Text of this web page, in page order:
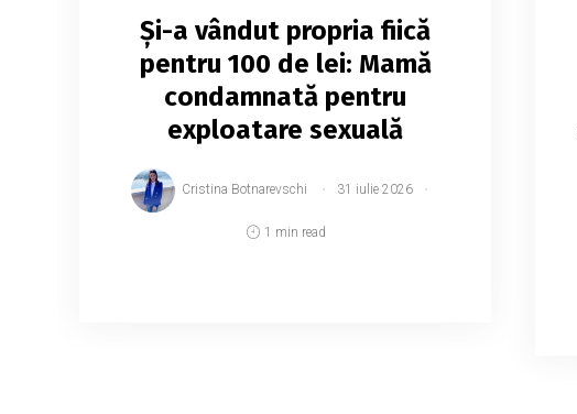
Și-a vândut propria fiică
pentru 100 de lei: Mamă
condamnată pentru
exploatare sexuală
Cristina Botnarevschi 31 iulie 2026
1 min read